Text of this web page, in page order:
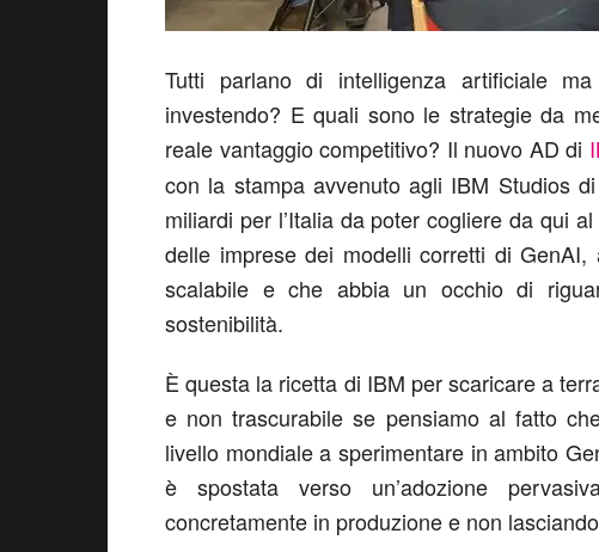
Tutti parlano di intelligenza artificiale
investendo? E quali sono le strategie da
reale vantaggio competitivo? Il nuovo AD di
con la stampa avvenuto agli IBM Studios
miliardi per l’Italia da poter cogliere da qui
delle imprese dei modelli corretti di
scalabile e che abbia un occhio di
sostenibilità.
È questa la ricetta di IBM per scaricare a
e non trascurabile se pensiamo al fatto
livello mondiale a sperimentare in ambito
è spostata verso un’adozione
concretamente in produzione e non